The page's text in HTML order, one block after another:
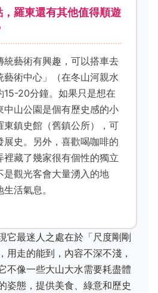
羅東還有其他值得順遊
統藝術有興趣，可以搭車去
藝術中心」（在冬山河親水
15-20分鐘。如果只是想在
中山公園是個有歷史感的小
東鎮史館（舊鎮公所），可
展史。另外，喜歡喝咖啡的
裡藏了幾家很有個性的獨立
是觀光客會大量湧入的地
活氣息。
它最迷人之處在於「尺度剛剛
用走的能到，內容不深不淺，
不像一些大山大水需要耗盡體
姿態，提供美食、綠意和歷史